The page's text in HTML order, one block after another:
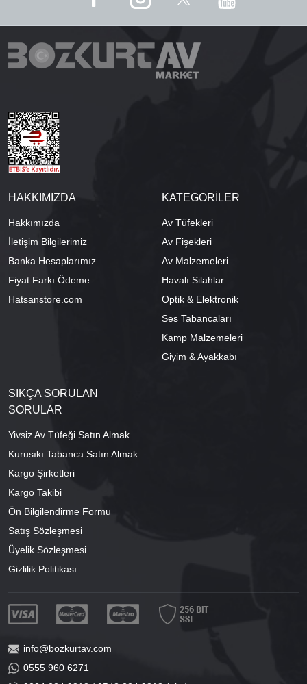
HAKKIMIZDA
Hakkımızda
İletişim Bilgilerimiz
Banka Hesaplarımız
Fiyat Farkı Ödeme
Hatsanstore.com
KATEGORİLER
Av Tüfekleri
Av Fişekleri
Av Malzemeleri
Havalı Silahlar
Optik & Elektronik
Ses Tabancaları
Kamp Malzemeleri
Giyim & Ayakkabı
SIKÇA SORULAN
SORULAR
Yivsiz Av Tüfeği Satın Almak
Kurusıkı Tabanca Satın Almak
Kargo Şirketleri
Kargo Takibi
Ön Bilgilendirme Formu
Satış Sözleşmesi
Üyelik Sözleşmesi
Gizlilik Politikası
info@bozkurtav.com
0555 960 6271